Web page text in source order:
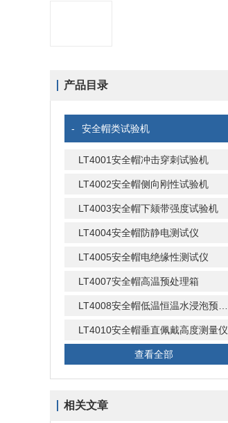
产品目录
- 安全帽类试验机
LT4001安全帽冲击穿刺试验机
LT4002安全帽侧向刚性试验机
LT4003安全帽下颏带强度试验机
LT4004安全帽防静电测试仪
LT4005安全帽电绝缘性测试仪
LT4007安全帽高温预处理箱
LT4010安全帽垂直佩戴高度测量仪
查看全部
相关文章